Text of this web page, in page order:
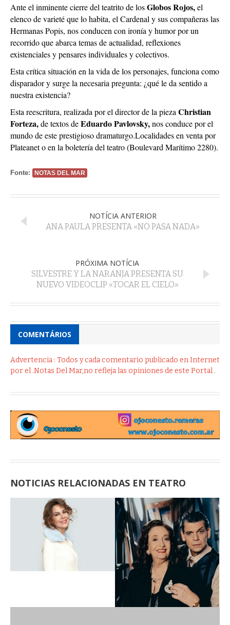
Ante el inminente cierre del teatrito de losGlobos Rojos,el
elenco de varieté que lo habita, el Cardenal y sus compañeras las
Hermanas Popis, nos conducen con ironía y humor por un
recorrido que abarca temas de actualidad, reflexiones
existenciales y pensares individuales y colectivos.
Esta crítica situación en la vida de los personajes, funciona como
disparador y surge la necesaria pregunta: ¿qué le da sentido a
nuestra existencia?
Esta reescritura, realizada por el director de la pieza Christian
Forteza,de textos deEduardo Pavlovsky,nos conduce por el
mundo de este prestigioso dramaturgo.Localidades en venta por
Plateanet o en la boletería del teatro (Boulevard Marítimo 2280).
Fonte: NOTAS DEL MAR
NOTÍCIA ANTERIOR
ANA PAULA PRESENTA «NO PASA NADA»
PRÓXIMA NOTÍCIA
SILVESTRE Y LA NARANJA PRESENTA SU
NUEVO VIDEOCLIP «TOCAR EL CIELO»
COMENTÁRIOS
Advertencia : Todos y cada comentario publicado en Internet
por el .Notas Del Mar,no refleja las opiniones de este Portal .
NOTICIAS RELACIONADAS EN TEATRO